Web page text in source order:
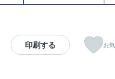
印刷する お